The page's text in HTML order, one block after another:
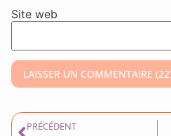
Site web
PRÉCÉDENT